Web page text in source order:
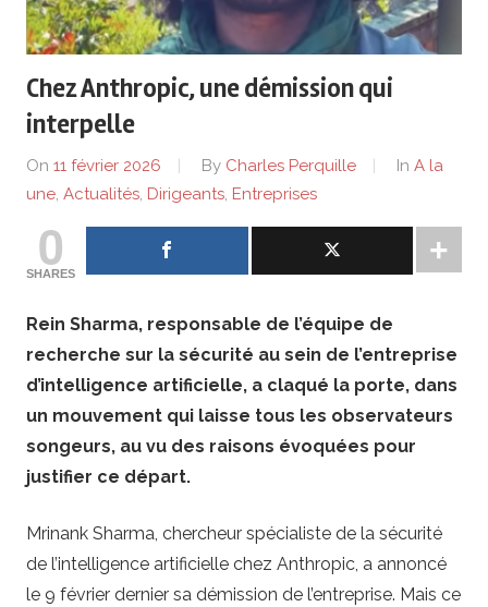
de
lentreprise
et
ses
dirigeants
Chez Anthropic, une démission qui
interpelle
On 11 février 2026 By Charles Perquille In A la
une, Actualités, Dirigeants, Entreprises
0
SHARES
Rein Sharma, responsable de l’équipe de
recherche sur la sécurité au sein de l’entreprise
d’intelligence artificielle, a claqué la porte, dans
un mouvement qui laisse tous les observateurs
songeurs, au vu des raisons évoquées pour
justifier ce départ.
Mrinank Sharma, chercheur spécialiste de la sécurité
de l’intelligence artificielle chez Anthropic, a annoncé
le 9 février dernier sa démission de l’entreprise. Mais ce